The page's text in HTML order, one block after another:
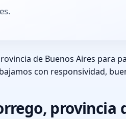
de Buenos Aires para
con responsividad,
provincia